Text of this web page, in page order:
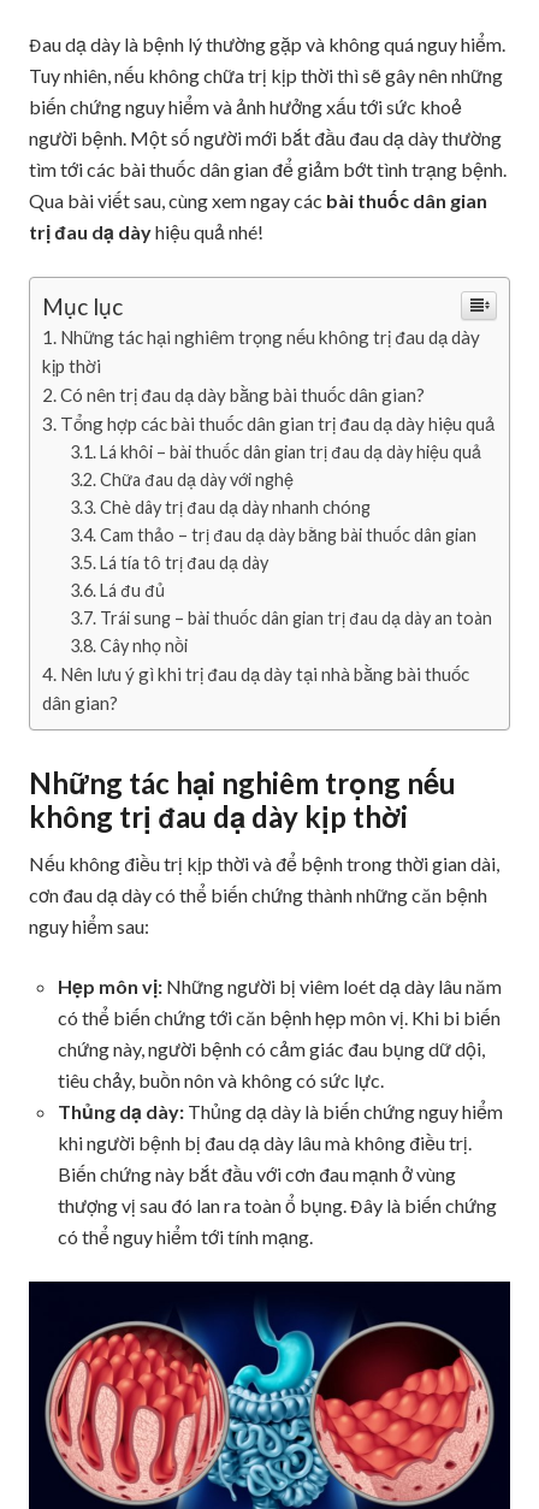
Đau dạ dày là bệnh lý thường gặp và không quá nguy hiểm.
Tuy nhiên, nếu không chữa trị kịp thời thì sẽ gây nên những
biến chứng nguy hiểm và ảnh hưởng xấu tới sức khoẻ
người bệnh. Một số người mới bắt đầu đau dạ dày thường
tìm tới các bài thuốc dân gian để giảm bớt tình trạng bệnh.
Qua bài viết sau, cùng xem ngay các bài thuốc dân gian
trị đau dạ dàyhiệu quả nhé!
Mục lục
Những tác hại nghiêm trọng nếu không trị đau dạ dày
kịp thời
Có nên trị đau dạ dày bằng bài thuốc dân gian?
Tổng hợp các bài thuốc dân gian trị đau dạ dày hiệu quả
Lá khôi – bài thuốc dân gian trị đau dạ dày hiệu quả
Chữa đau dạ dày với nghệ
Chè dây trị đau dạ dày nhanh chóng
Cam thảo – trị đau dạ dày bằng bài thuốc dân gian
Lá tía tô trị đau dạ dày
Lá đu đủ
Trái sung – bài thuốc dân gian trị đau dạ dày an toàn
Cây nhọ nồi
Nên lưu ý gì khi trị đau dạ dày tại nhà bằng bài thuốc
dân gian?
Những tác hại nghiêm trọng nếu
không trị đau dạ dày kịp thời
Nếu không điều trị kịp thời và để bệnh trong thời gian dài,
cơn đau dạ dày có thể biến chứng thành những căn bệnh
nguy hiểm sau:
Hẹp môn vị: Những người bị viêm loét dạ dày lâu năm
có thể biến chứng tới căn bệnh hẹp môn vị. Khi bi biến
chứng này, người bệnh có cảm giác đau bụng dữ dội,
tiêu chảy, buồn nôn và không có sức lực.
Thủng dạ dày: Thủng dạ dày là biến chứng nguy hiểm
khi người bệnh bị đau dạ dày lâu mà không điều trị.
Biến chứng này bắt đầu với cơn đau mạnh ở vùng
thượng vị sau đó lan ra toàn ổ bụng. Đây là biến chứng
có thể nguy hiểm tới tính mạng.